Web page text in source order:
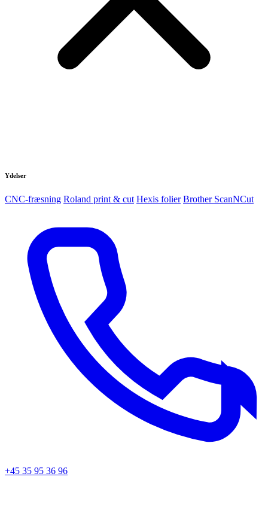
Ydelser
CNC-fræsning Roland print & cut Hexis folier Brother ScanNCut
+45 35 95 36 96